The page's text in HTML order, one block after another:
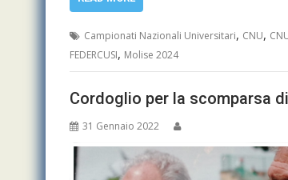
Campionati Nazionali Universitari, CNU,
FEDERCUSI, Molise 2024
Cordoglio per la scomparsa
31 Gennaio 2022